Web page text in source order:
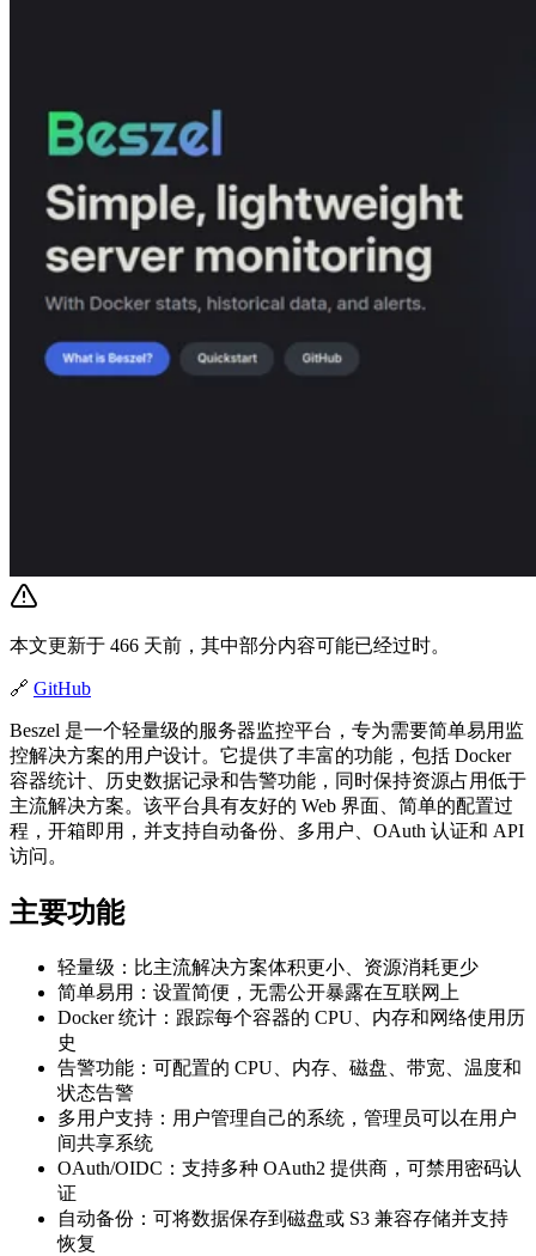
本文更新于 466 天前，其中部分内容可能已经过时。
🔗 GitHub
Beszel 是一个轻量级的服务器监控平台，专为需要简单易用监
控解决方案的用户设计。它提供了丰富的功能，包括 Docker
容器统计、历史数据记录和告警功能，同时保持资源占用低于
主流解决方案。该平台具有友好的 Web 界面、简单的配置过
程，开箱即用，并支持自动备份、多用户、OAuth 认证和 API
访问。
主要功能
轻量级：比主流解决方案体积更小、资源消耗更少
简单易用：设置简便，无需公开暴露在互联网上
Docker 统计：跟踪每个容器的 CPU、内存和网络使用历
史
告警功能：可配置的 CPU、内存、磁盘、带宽、温度和
状态告警
多用户支持：用户管理自己的系统，管理员可以在用户
间共享系统
OAuth/OIDC：支持多种 OAuth2 提供商，可禁用密码认
证
自动备份：可将数据保存到磁盘或 S3 兼容存储并支持
恢复